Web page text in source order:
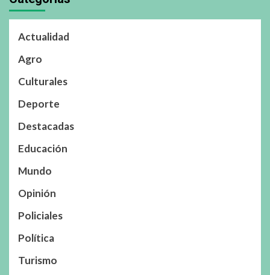
Actualidad
Agro
Culturales
Deporte
Destacadas
Educación
Mundo
Opinión
Policiales
Política
Turismo